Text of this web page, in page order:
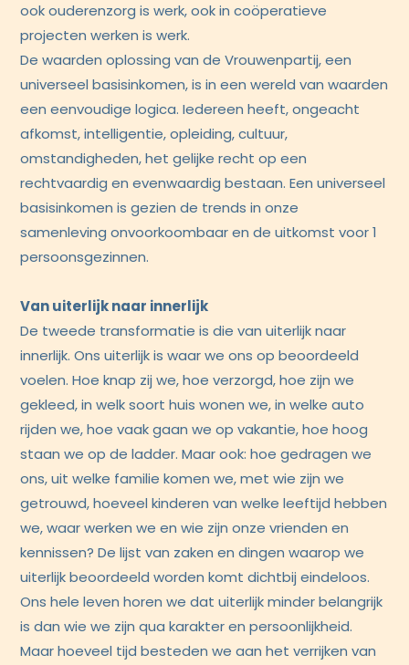
ook ouderenzorg is werk, ook in coöperatieve
projecten werken is werk.
De waarden oplossing van de Vrouwenpartij, een
universeel basisinkomen, is in een wereld van waarden
een eenvoudige logica. Iedereen heeft, ongeacht
afkomst, intelligentie, opleiding, cultuur,
omstandigheden, het gelijke recht op een
rechtvaardig en evenwaardig bestaan. Een universeel
basisinkomen is gezien de trends in onze
samenleving onvoorkoombaar en de uitkomst voor 1
persoonsgezinnen.
Van uiterlijk naar innerlijk
De tweede transformatie is die van uiterlijk naar
innerlijk. Ons uiterlijk is waar we ons op beoordeeld
voelen. Hoe knap zij we, hoe verzorgd, hoe zijn we
gekleed, in welk soort huis wonen we, in welke auto
rijden we, hoe vaak gaan we op vakantie, hoe hoog
staan we op de ladder. Maar ook: hoe gedragen we
ons, uit welke familie komen we, met wie zijn we
getrouwd, hoeveel kinderen van welke leeftijd hebben
we, waar werken we en wie zijn onze vrienden en
kennissen? De lijst van zaken en dingen waarop we
uiterlijk beoordeeld worden komt dichtbij eindeloos.
Ons hele leven horen we dat uiterlijk minder belangrijk
is dan wie we zijn qua karakter en persoonlijkheid.
Maar hoeveel tijd besteden we aan het verrijken van